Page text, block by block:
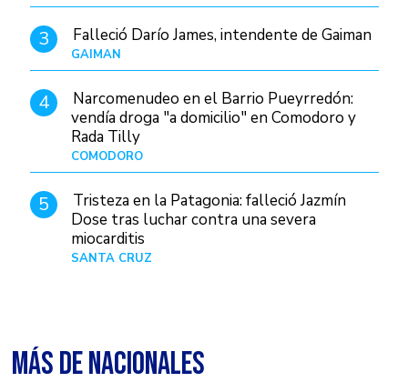
3 Falleció Darío James, intendente de Gaiman
GAIMAN
4
Narcomenudeo en el Barrio Pueyrredón:
vendía droga "a domicilio" en Comodoro y
Rada Tilly
COMODORO
5
Tristeza en la Patagonia: falleció Jazmín
Dose tras luchar contra una severa
miocarditis
SANTA CRUZ
MÁS DE NACIONALES